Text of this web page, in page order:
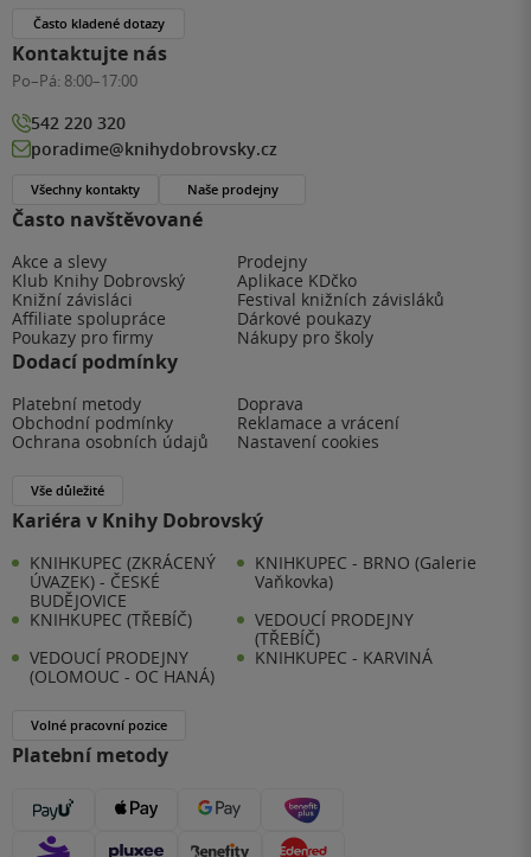
Často navštěvované
Akce a slevy
Prodejny
Klub Knihy Dobrovský
Aplikace KDčko
Knižní závisláci
Festival knižních závisláků
Affiliate spolupráce
Dárkové poukazy
Poukazy pro firmy
Nákupy pro školy
Dodací podmínky
Platební metody
Doprava
Obchodní podmínky
Reklamace a vrácení
Ochrana osobních údajů
Nastavení cookies
Vše důležité
Kariéra v Knihy Dobrovský
KNIHKUPEC (ZKRÁCENÝ
ÚVAZEK) - ČESKÉ
BUDĚJOVICE
KNIHKUPEC - BRNO (Galerie
Vaňkovka)
KNIHKUPEC (TŘEBÍČ)
VEDOUCÍ PRODEJNY
(TŘEBÍČ)
VEDOUCÍ PRODEJNY
(OLOMOUC - OC HANÁ)
KNIHKUPEC - KARVINÁ
Volné pracovní pozice
Platební metody
Často kladené dotazy
Kontaktujte nás
Po–Pá: 8:00–17:00
542 220 320
poradime@knihydobrovsky.cz
Všechny kontakty Naše prodejny